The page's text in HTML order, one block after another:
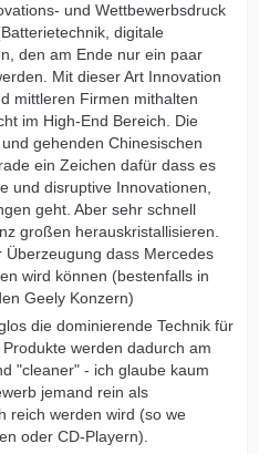
und Wettbewerbsdruck
digitale
den am Ende nur ein paar
Mit dieser Art Innovation
mittleren Firmen mithalten
im High-End Bereich. Die
gehenden Chinesischen
ein Zeichen dafür dass es
und disruptive Innovationen,
geht. Aber sehr schnell
großen herauskristallisieren.
Überzeugung dass Mercedes
wird können (bestenfalls in
Geely Konzern)
die dominierende Technik für
werden dadurch am
"cleaner" - ich glaube kaum
jemand rein als
reich werden wird (so we
oder CD-Playern).